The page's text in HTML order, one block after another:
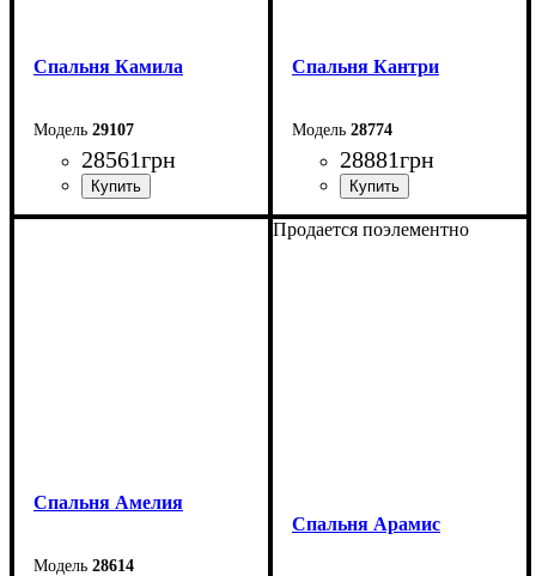
Спальня Камила
29107
28561грн
Спальня Кантри
28774
28881грн
Спальня Амелия
28614
Продается поэлементно
Спальня Арамис